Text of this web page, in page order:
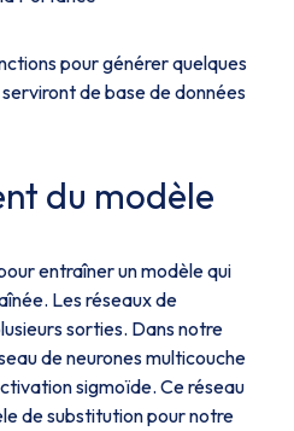
pour générer quelques
de base de données
du modèle
entraîner un modèle qui
Les réseaux de
sorties. Dans notre
de neurones multicouche
sigmoïde. Ce réseau
de substitution pour notre